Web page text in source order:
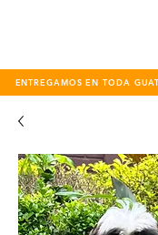
ENTREGAMOS EN TODA